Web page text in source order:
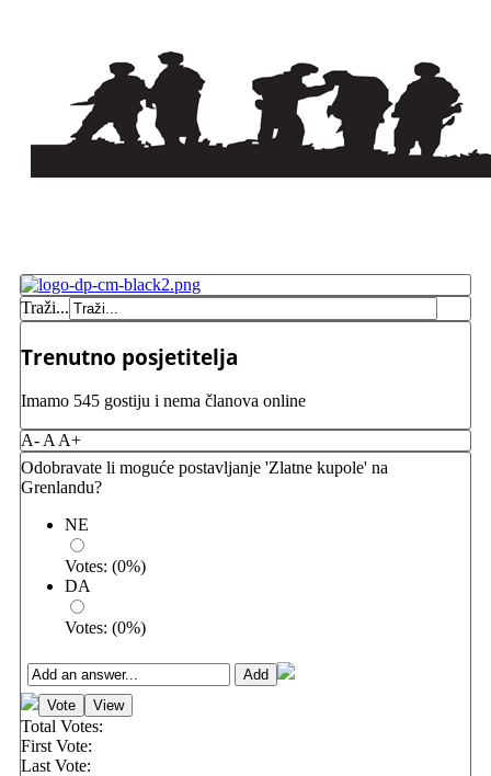
Traži...
Trenutno posjetitelja
Imamo 545 gostiju i nema članova online
A- A A+
Odobravate li moguće postavljanje 'Zlatne kupole' na
Grenlandu?
NE
Votes: (0%)
DA
Votes: (0%)
Total Votes:
First Vote:
Last Vote: